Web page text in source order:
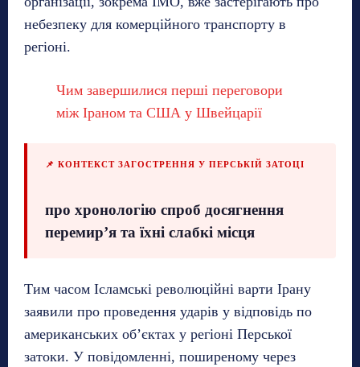
небезпеку для комерційного транспорту в
регіоні.
Чим завершилися перші переговори
між Іраном та США у Швейцарії
📌 КОНТЕКСТ ЗАГОСТРЕННЯ У ПЕРСЬКІЙ ЗАТОЦІ
про хронологію спроб досягнення
перемир’я та їхні слабкі місця
Тим часом Ісламські революційні варти Ірану
заявили про проведення ударів у відповідь по
американських об’єктах у регіоні Перської
затоки. У повідомленні, поширеному через